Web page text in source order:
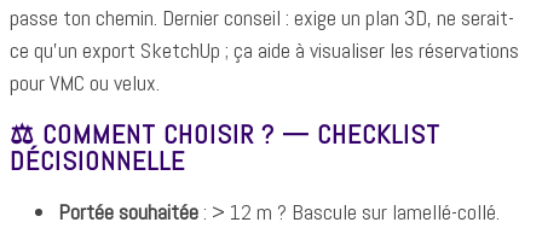
passe ton chemin. Dernier conseil : exige un plan 3D, ne serait-
ce qu’un export SketchUp ; ça aide à visualiser les réservations
pour VMC ou velux.
⚖️ COMMENT CHOISIR ? — CHECKLIST
DÉCISIONNELLE
Portée souhaitée: > 12 m ? Bascule sur lamellé-collé.